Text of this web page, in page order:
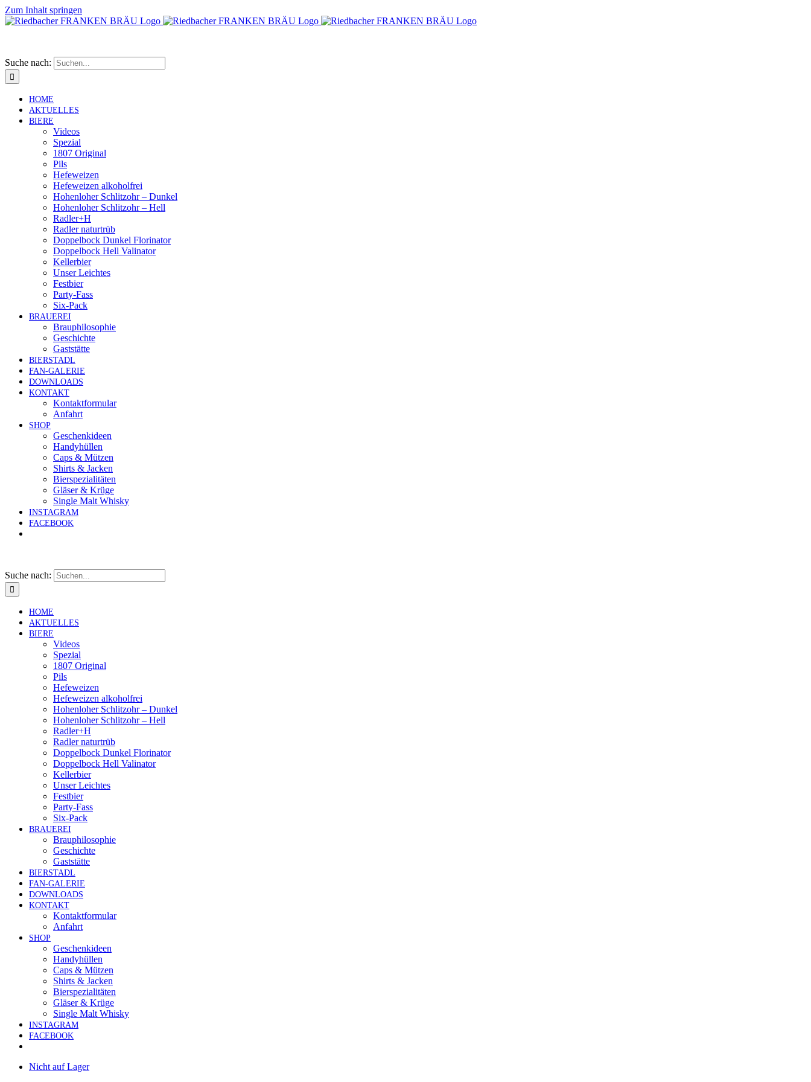
Zum Inhalt springen
Suche nach:
HOME
AKTUELLES
BIERE
Videos
Spezial
1807 Original
Pils
Hefeweizen
Hefeweizen alkoholfrei
Hohenloher Schlitzohr – Dunkel
Hohenloher Schlitzohr – Hell
Radler+H
Radler naturtrüb
Doppelbock Dunkel Florinator
Doppelbock Hell Valinator
Kellerbier
Unser Leichtes
Festbier
Party-Fass
Six-Pack
BRAUEREI
Brauphilosophie
Geschichte
Gaststätte
BIERSTADL
FAN-GALERIE
DOWNLOADS
KONTAKT
Kontaktformular
Anfahrt
SHOP
Geschenkideen
Handyhüllen
Caps & Mützen
Shirts & Jacken
Bierspezialitäten
Gläser & Krüge
Single Malt Whisky
INSTAGRAM
FACEBOOK
Suche nach:
HOME
AKTUELLES
BIERE
Videos
Spezial
1807 Original
Pils
Hefeweizen
Hefeweizen alkoholfrei
Hohenloher Schlitzohr – Dunkel
Hohenloher Schlitzohr – Hell
Radler+H
Radler naturtrüb
Doppelbock Dunkel Florinator
Doppelbock Hell Valinator
Kellerbier
Unser Leichtes
Festbier
Party-Fass
Six-Pack
BRAUEREI
Brauphilosophie
Geschichte
Gaststätte
BIERSTADL
FAN-GALERIE
DOWNLOADS
KONTAKT
Kontaktformular
Anfahrt
SHOP
Geschenkideen
Handyhüllen
Caps & Mützen
Shirts & Jacken
Bierspezialitäten
Gläser & Krüge
Single Malt Whisky
INSTAGRAM
FACEBOOK
Nicht auf Lager